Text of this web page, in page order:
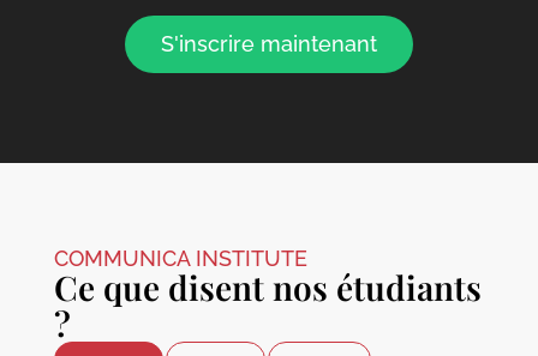
S'inscrire maintenant
COMMUNICA INSTITUTE
Ce que disent nos étudiants
?